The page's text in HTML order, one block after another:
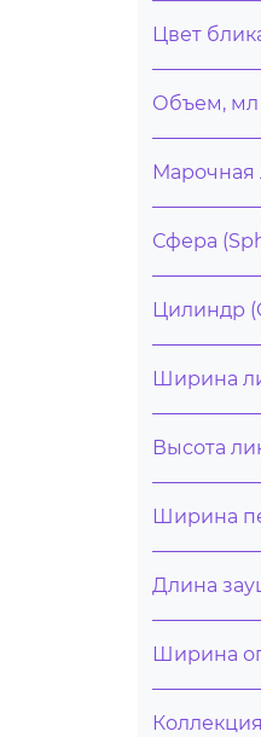
Цвет
Объем, мл
Марочная
Сфера
Цилиндр
Ширина
Высота
Ширина
Длина
Ширина
Коллекция